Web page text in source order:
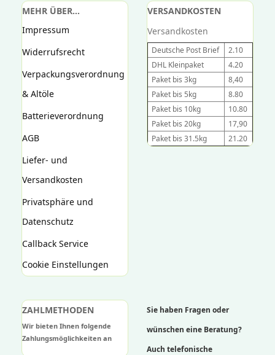
MEHR ÜBER...
Impressum
Widerrufsrecht
Verpackungsverordnung
& Altöle
Batterieverordnung
AGB
Liefer- und
Versandkosten
Privatsphäre und
Datenschutz
Callback Service
Cookie Einstellungen
VERSANDKOSTEN
Versandkosten
Deutsche Post Brief
2.10
DHL Kleinpaket
4.20
Paket bis 3kg
8,40
Paket bis 5kg
8.80
Paket bis 10kg
10.80
Paket bis 20kg
17,90
Paket bis 31.5kg
21.20
ZAHLMETHODEN
Wir bieten Ihnen folgende
Zahlungsmöglichkeiten an
Sie haben Fragen oder
wünschen eine Beratung?
Auch telefonische